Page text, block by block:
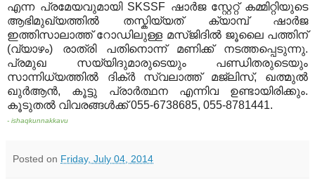
എന്ന പ്രമേയവുമായി SKSSF ഷാര്‍ജ സ്റ്റേറ്റ് കമ്മിറ്റിയുടെ
ആഭിമുഖ്യത്തില്‍ തസ്കിയ്യത് ക്യാമ്പ് ഷാര്‍ജ
ഇത്തിസാലാത്ത് റോഡിലുള്ള മസ്ജിദില്‍ ജൂലൈ പത്തിന്
(വ്യാഴം) രാത്രി പതിനൊന്ന് മണിക്ക് നടത്തപ്പെടുന്നു.
പ്രമുഖ സയ്യിദുമാരുടെയും പണ്ഡിതരുടെയും
സാന്നിധ്യത്തില്‍ ദിക്ര്‍ സ്വലാത്ത് മജ്‍ലിസ്, ഖത്മുല്‍
ഖുര്‍ആൻ, കൂട്ടു പ്രാര്‍ത്ഥന എന്നിവ ഉണ്ടായിരിക്കും.
കൂടുതല്‍ വിവരങ്ങള്‍ക്ക് 055-6738685, 055-8781441.
- ishaqkunnakkavu
Posted on Friday, July 04, 2014